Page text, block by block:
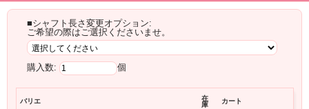
■シャフト長さ変更オプション:
ご希望の際はご選択くださいませ。
購入数: 個
バリエ
在
庫
カート